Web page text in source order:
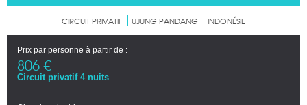
CIRCUIT PRIVATIF UJUNG PANDANG INDONÉSIE
Prix par personne à partir de :
806 €
Circuit privatif 4 nuits